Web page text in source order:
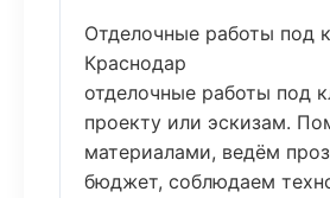
Отделочные работы под
Краснодар
отделочные работы под
проекту или эскизам.
материалами, ведём
бюджет, соблюдаем